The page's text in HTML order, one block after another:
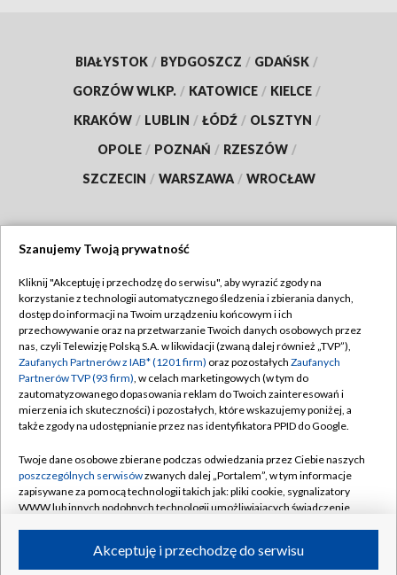
BIAŁYSTOK / BYDGOSZCZ / GDAŃSK /
GORZÓW WLKP. / KATOWICE / KIELCE /
KRAKÓW / LUBLIN / ŁÓDŹ / OLSZTYN /
OPOLE / POZNAŃ / RZESZÓW /
SZCZECIN / WARSZAWA / WROCŁAW
TVP
Abonament TVP
Emisja w TVP
Centrum informacji TVP
Naziemna Telewizja Cyfrowa
Rada Programowa
System NOS
Informacje o nadawcy
Program dla prasy
Regulamin TVP
Polityka prywatności
Moje zgody
Pomoc
Kontakt
Kanały
Szanujemy Twoją prywatność
Kliknij "Akceptuję i przechodzę do serwisu", aby wyrazić zgody na
korzystanie z technologii automatycznego śledzenia i zbierania danych,
dostęp do informacji na Twoim urządzeniu końcowym i ich
przechowywanie oraz na przetwarzanie Twoich danych osobowych przez
nas, czyli Telewizję Polską S.A. w likwidacji (zwaną dalej również „TVP”),
Zaufanych Partnerów z IAB* (1201 firm) oraz pozostałych Zaufanych
Partnerów TVP (93 firm), w celach marketingowych (w tym do
zautomatyzowanego dopasowania reklam do Twoich zainteresowań i
mierzenia ich skuteczności) i pozostałych, które wskazujemy poniżej, a
także zgody na udostępnianie przez nas identyfikatora PPID do Google.
Twoje dane osobowe zbierane podczas odwiedzania przez Ciebie naszych
poszczególnych serwisówzwanych dalej „Portalem”, w tym informacje
zapisywane za pomocą technologii takich jak: pliki cookie, sygnalizatory
WWW lub innych podobnych technologii umożliwiających świadczenie
ruchu w Internecie.Akceptuję i przechodzę do serwisu